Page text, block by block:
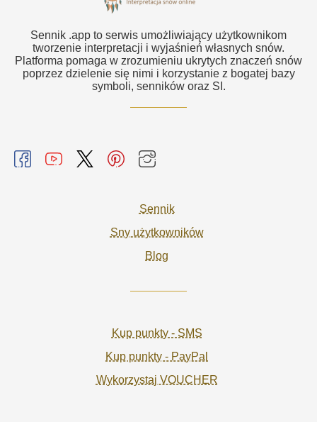
Sennik .app to serwis umożliwiający użytkownikom
tworzenie interpretacji i wyjaśnień własnych snów.
Platforma pomaga w zrozumieniu ukrytych znaczeń snów
poprzez dzielenie się nimi i korzystanie z bogatej bazy
symboli, senników oraz SI.
Sennik
Sny użytkowników
Blog
Kup punkty - SMS
Kup punkty - PayPal
Wykorzystaj VOUCHER